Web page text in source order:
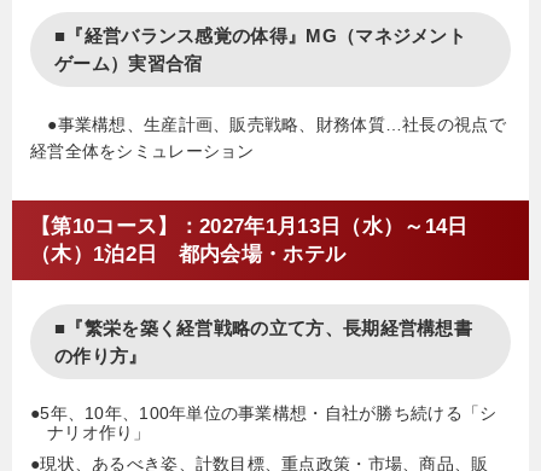
■『経営バランス感覚の体得』MG（マネジメント
ゲーム）実習合宿
●事業構想、生産計画、販売戦略、財務体質…社長の視点で
経営全体をシミュレーション
【第10コース】：2027年1月13日（水）～14日
（木）1泊2日 都内会場・ホテル
■『繁栄を築く経営戦略の立て方、長期経営構想書
の作り方』
●5年、10年、100年単位の事業構想・自社が勝ち続ける「シ
ナリオ作り」
●現状、あるべき姿、計数目標、重点政策・市場、商品、販